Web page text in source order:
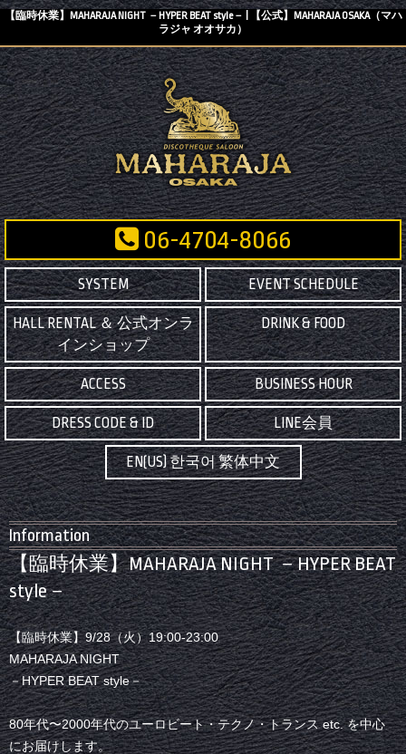
【臨時休業】MAHARAJA NIGHT －HYPER BEAT style－ | 【公式】MAHARAJA OSAKA（マハ
ラジャ オオサカ）
06-4704-8066
SYSTEM EVENT SCHEDULE
HALL RENTAL ＆ 公式オンラ
インショップ
DRINK & FOOD
ACCESS BUSINESS HOUR
DRESS CODE & ID LINE会員
EN(US) 한국어 繁体中文
Information
【臨時休業】MAHARAJA NIGHT －HYPER BEAT
style－
【臨時休業】9/28（火）19:00-23:00
MAHARAJA NIGHT
－HYPER BEAT style－
80年代〜2000年代のユーロビート・テクノ・トランス etc. を中心
にお届けします。